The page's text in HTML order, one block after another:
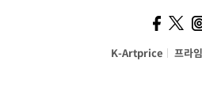
K-Artprice 프라
시, 스
NFC